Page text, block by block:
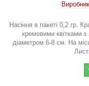
Насіння в пакеті 0,2 гр.
кремовими квітками
діаметром 6-8 см. На